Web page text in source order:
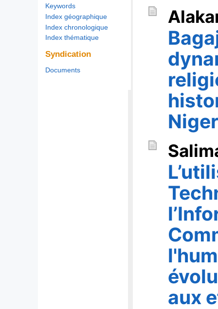
aux
Keywords
Index géographique
Index chronologique
Index thématique
Syndication
Documents